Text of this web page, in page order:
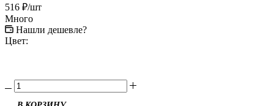
516 ₽/шт
Много
Нашли дешевле?
Цвет: